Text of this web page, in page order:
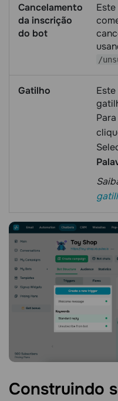
Cancelamento
da inscrição
do bot
/
Gatilho
Construindo